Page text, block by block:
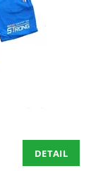
DETAIL